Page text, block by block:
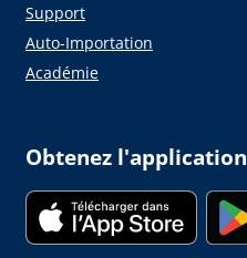
Support
Auto-Importation
Académie
Obtenez l'application